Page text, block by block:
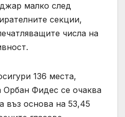
малко след
секции,
числа на
136 места,
Орбан Фидес се очаква
въз основа на 53,45